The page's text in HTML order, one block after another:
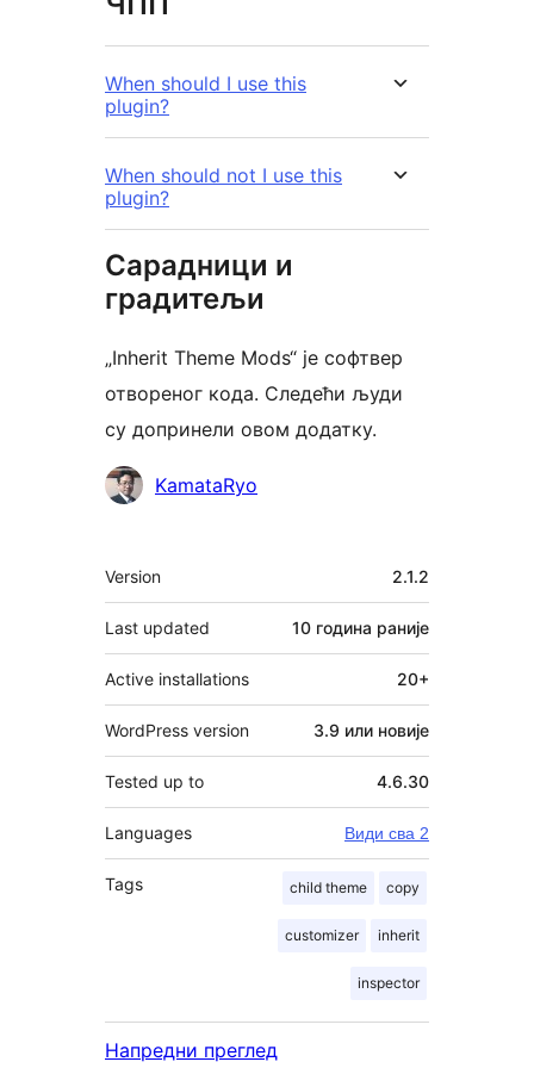
When should I use this
plugin?
When should not I use this
plugin?
Сарадници и
градитељи
„Inherit Theme Mods“ је софтвер
отвореног кода. Следећи људи
су допринели овом додатку.
Сарадници
KamataRyo
Мета
Version 2.1.2
Last updated 10 година раније
Active installations 20+
WordPress version 3.9 или новије
Tested up to 4.6.30
Languages Види сва 2
Tags child theme copy
customizer inherit
inspector
Напредни преглед